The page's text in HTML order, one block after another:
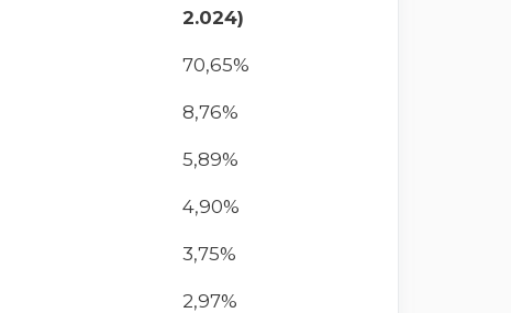
2.024)
70,65%
8,76%
5,89%
4,90%
3,75%
2,97%